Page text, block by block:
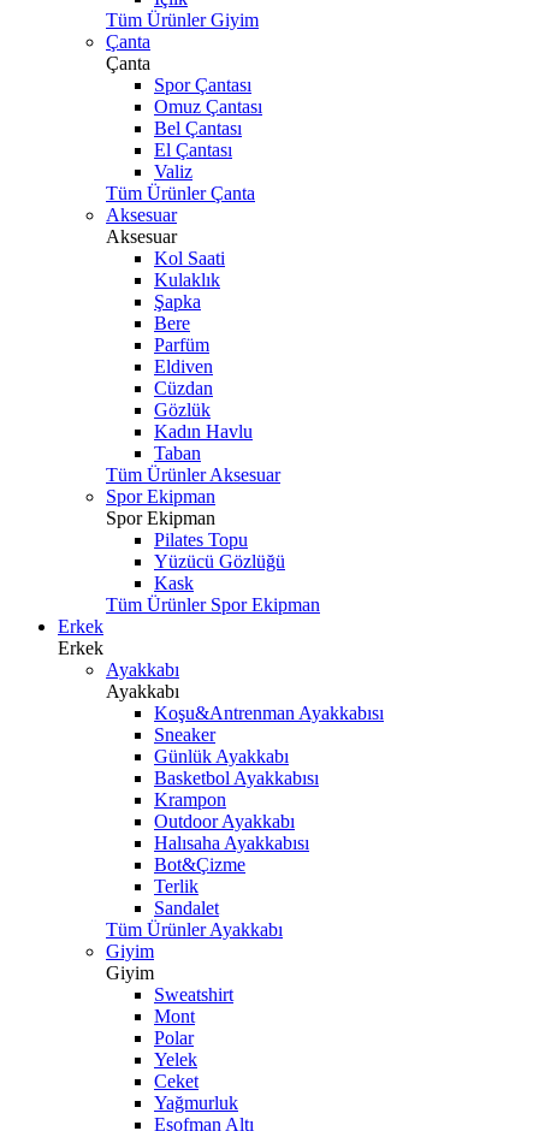
Tüm Ürünler Giyim
Çanta
Çanta
Spor Çantası
Omuz Çantası
Bel Çantası
El Çantası
Valiz
Tüm Ürünler Çanta
Aksesuar
Aksesuar
Kol Saati
Kulaklık
Şapka
Bere
Parfüm
Eldiven
Cüzdan
Gözlük
Kadın Havlu
Taban
Tüm Ürünler Aksesuar
Spor Ekipman
Spor Ekipman
Pilates Topu
Yüzücü Gözlüğü
Kask
Tüm Ürünler Spor Ekipman
Erkek
Erkek
Ayakkabı
Ayakkabı
Koşu&Antrenman Ayakkabısı
Sneaker
Günlük Ayakkabı
Basketbol Ayakkabısı
Krampon
Outdoor Ayakkabı
Halısaha Ayakkabısı
Bot&Çizme
Terlik
Sandalet
Tüm Ürünler Ayakkabı
Giyim
Giyim
Sweatshirt
Mont
Polar
Yelek
Ceket
Yağmurluk
Eşofman Altı